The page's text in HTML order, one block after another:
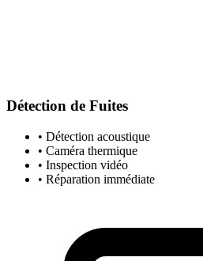
Détection de Fuites
• Détection acoustique
• Caméra thermique
• Inspection vidéo
• Réparation immédiate